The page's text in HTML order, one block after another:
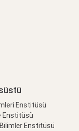
Enstitüsü
Enstitüsü
Enstitüsü